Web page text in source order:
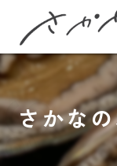
さかな